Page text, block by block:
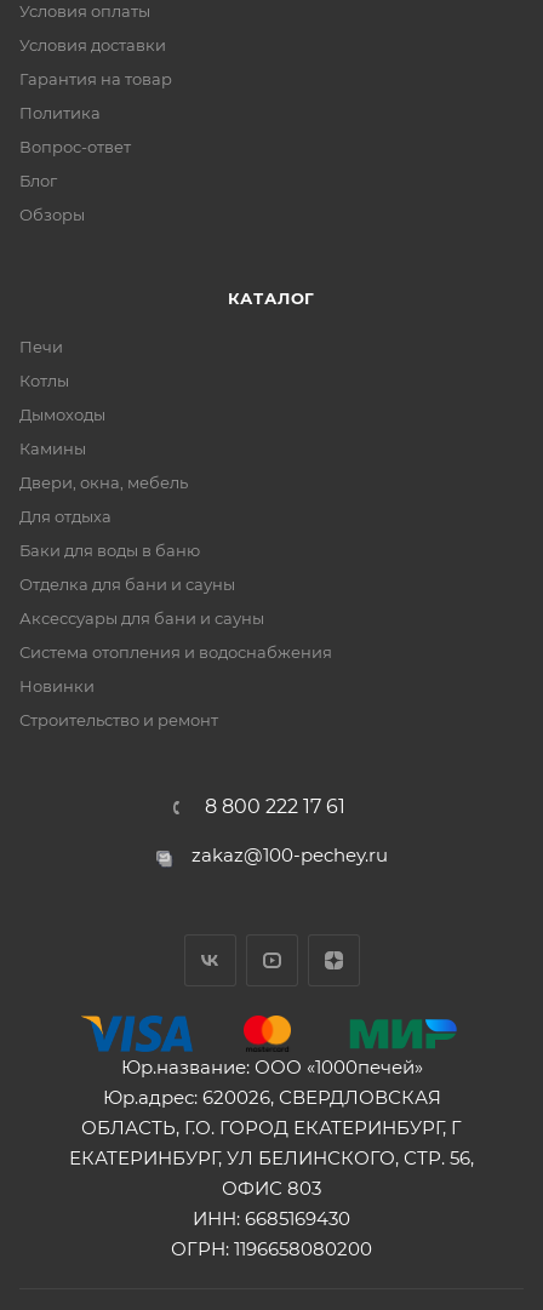
Условия оплаты
Условия доставки
Гарантия на товар
Политика
Вопрос-ответ
Блог
Обзоры
КАТАЛОГ
Печи
Котлы
Дымоходы
Камины
Двери, окна, мебель
Для отдыха
Баки для воды в баню
Отделка для бани и сауны
Аксессуары для бани и сауны
Система отопления и водоснабжения
Новинки
Строительство и ремонт
8 800 222 17 61
zakaz@100-pechey.ru
Юр.название: ООО «1000печей»
Юр.адрес: 620026, СВЕРДЛОВСКАЯ
ОБЛАСТЬ, Г.О. ГОРОД ЕКАТЕРИНБУРГ, Г
ЕКАТЕРИНБУРГ, УЛ БЕЛИНСКОГО, СТР. 56,
ОФИС 803
ИНН: 6685169430
ОГРН: 1196658080200